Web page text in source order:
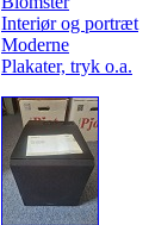
Interiør og portræt
Moderne
Plakater, tryk o.a.